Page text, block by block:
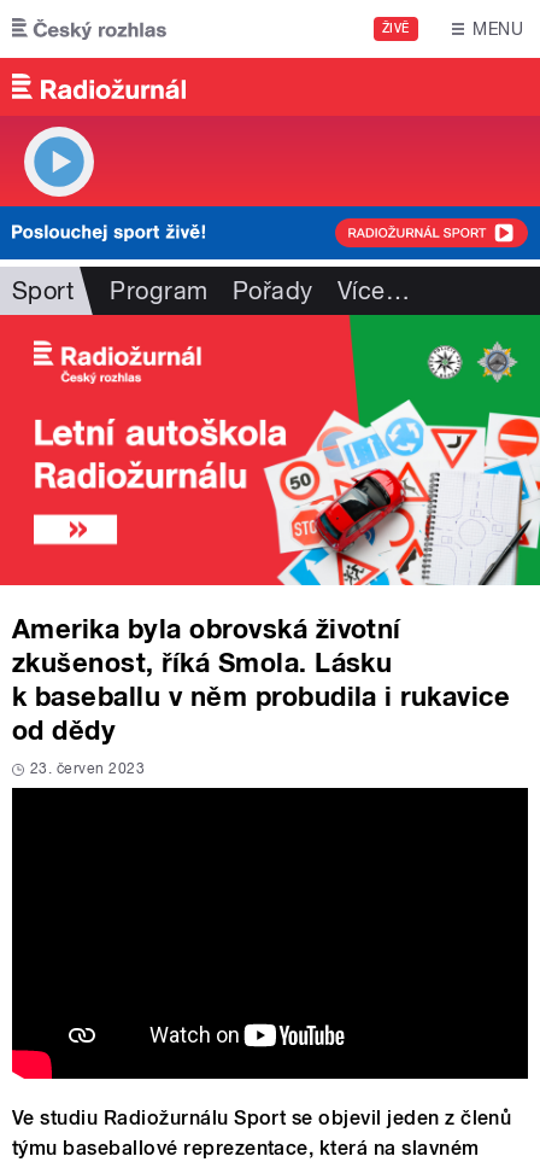
Přejít k hlavnímu obsahu
ŽIVĚ MENU
Sport Program Pořady Více…
Amerika byla obrovská životní
zkušenost, říká Smola. Lásku
k baseballu v něm probudila i rukavice
od dědy
23. červen 2023
Ve studiu Radiožurnálu Sport se objevil jeden z členů
týmu baseballové reprezentace, která na slavném